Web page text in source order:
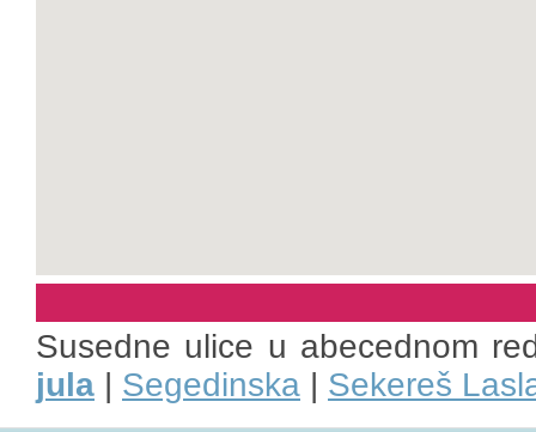
Susedne ulice u abecednom
jula | Segedinska | Sekereš